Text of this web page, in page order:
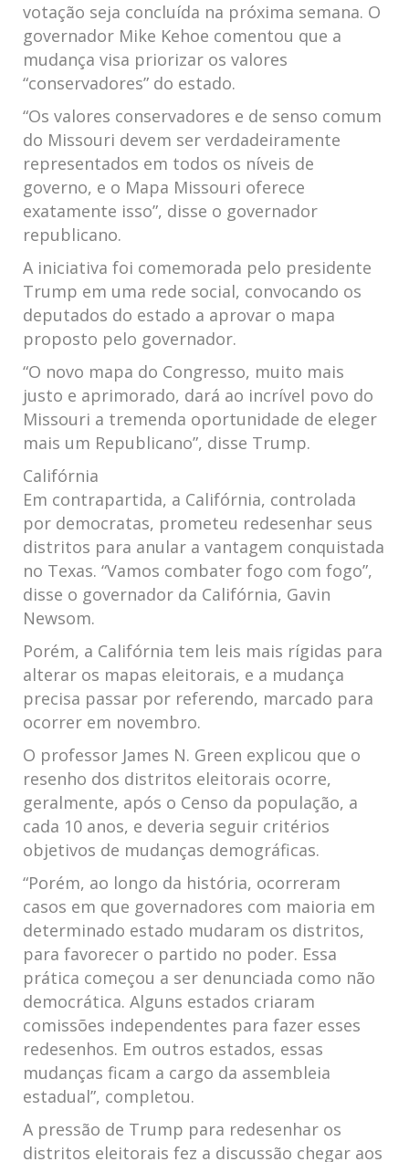
votação seja concluída na próxima semana. O
governador Mike Kehoe comentou que a
mudança visa priorizar os valores
“conservadores” do estado.
“Os valores conservadores e de senso comum
do Missouri devem ser verdadeiramente
representados em todos os níveis de
governo, e o Mapa Missouri oferece
exatamente isso”, disse o governador
republicano.
A iniciativa foi comemorada pelo presidente
Trump em uma rede social, convocando os
deputados do estado a aprovar o mapa
proposto pelo governador.
“O novo mapa do Congresso, muito mais
justo e aprimorado, dará ao incrível povo do
Missouri a tremenda oportunidade de eleger
mais um Republicano”, disse Trump.
Califórnia
Em contrapartida, a Califórnia, controlada
por democratas, prometeu redesenhar seus
distritos para anular a vantagem conquistada
no Texas. “Vamos combater fogo com fogo”,
disse o governador da Califórnia, Gavin
Newsom.
Porém, a Califórnia tem leis mais rígidas para
alterar os mapas eleitorais, e a mudança
precisa passar por referendo, marcado para
ocorrer em novembro.
O professor James N. Green explicou que o
resenho dos distritos eleitorais ocorre,
geralmente, após o Censo da população, a
cada 10 anos, e deveria seguir critérios
objetivos de mudanças demográficas.
“Porém, ao longo da história, ocorreram
casos em que governadores com maioria em
determinado estado mudaram os distritos,
para favorecer o partido no poder. Essa
prática começou a ser denunciada como não
democrática. Alguns estados criaram
comissões independentes para fazer esses
redesenhos. Em outros estados, essas
mudanças ficam a cargo da assembleia
estadual”, completou.
A pressão de Trump para redesenhar os
distritos eleitorais fez a discussão chegar aos